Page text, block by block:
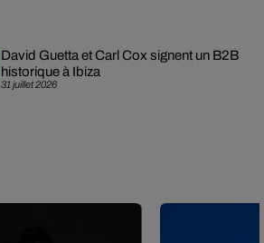
31 juillet 2026
David Guetta et Carl Cox signent un B2B
historique à Ibiza